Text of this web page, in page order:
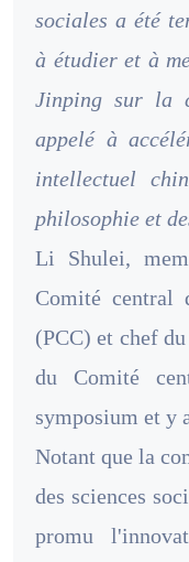
sociales a été
à étudier et à
Jinping sur la
appelé à
intellectuel
philosophie et
Li Shulei,
Comité central
(PCC) et chef
du Comité
symposium et y
Notant que la
des sciences
promu